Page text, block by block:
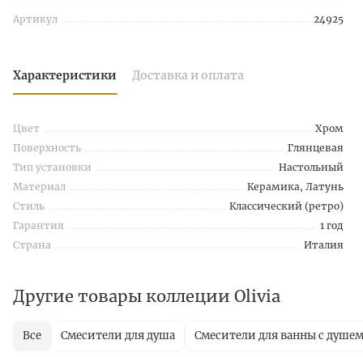
Артикул 24925
Характеристики Доставка и оплата
Цвет
Хром
Поверхность
Глянцевая
Тип установки
Настольный
Материал
Керамика, Латунь
Стиль
Классический (ретро)
Гарантия
1 год
Страна
Италия
Другие товары коллеции Olivia
Все Смесители для душа Смесители для ванны с душем